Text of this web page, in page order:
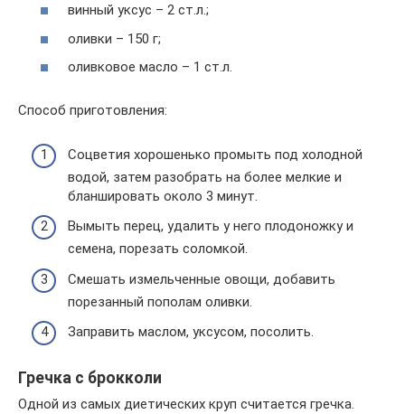
винный уксус – 2 ст.л.;
оливки – 150 г;
оливковое масло – 1 ст.л.
Способ приготовления:
Соцветия хорошенько промыть под холодной
водой, затем разобрать на более мелкие и
бланшировать около 3 минут.
Вымыть перец, удалить у него плодоножку и
семена, порезать соломкой.
Смешать измельченные овощи, добавить
порезанный пополам оливки.
Заправить маслом, уксусом, посолить.
Гречка с брокколи
Одной из самых диетических круп считается гречка.